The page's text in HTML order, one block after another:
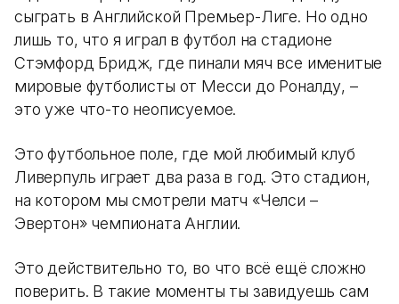
сыграть в Английской Премьер-Лиге. Но одно
лишь то, что я играл в футбол на стадионе
Стэмфорд Бридж, где пинали мяч все именитые
мировые футболисты от Месси до Роналду, –
это уже что-то неописуемое.
Это футбольное поле, где мой любимый клуб
Ливерпуль играет два раза в год. Это стадион,
на котором мы смотрели матч «Челси –
Эвертон» чемпионата Англии.
Это действительно то, во что всё ещё сложно
поверить. В такие моменты ты завидуешь сам